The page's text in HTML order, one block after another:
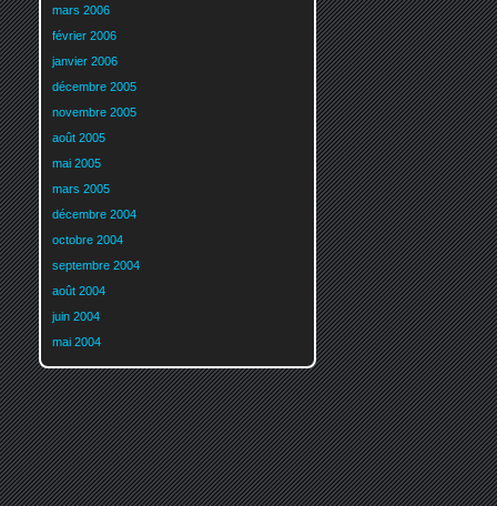
mars 2006
février 2006
janvier 2006
décembre 2005
novembre 2005
août 2005
mai 2005
mars 2005
décembre 2004
octobre 2004
septembre 2004
août 2004
juin 2004
mai 2004